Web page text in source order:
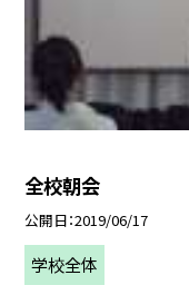
全校朝会
公開日 2019/06/17
学校全体